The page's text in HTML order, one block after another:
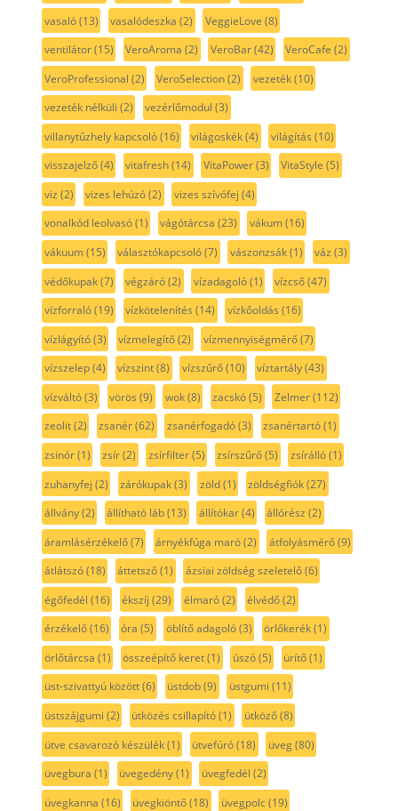
vasaló(13) vasalódeszka (2) VeggieLove (8)
ventilátor(15) VeroAroma (2) VeroBar(42) VeroCafe (2)
VeroProfessional (2) VeroSelection(2) vezeték(10)
vezeték nélküli (2) vezérlőmodul (3)
villanytűzhely kapcsoló(16) világoskék(4) világítás (10)
visszajelző(4) vitafresh(14) VitaPower(3) VitaStyle (5)
viz (2) vizes lehúzó(2) vizes szívófej (4)
vonalkód leolvasó(1) vágótárcsa (23) vákum(16)
vákuum(15) választókapcsoló(7) vászonzsák(1) váz (3)
védőkupak(7) végzáró(2) vízadagoló(1) vízcső(47)
vízforraló(19) vízkötelenítés (14) vízkőoldás (16)
vízlágyító(3) vízmelegítő(2) vízmennyiségmérő(7)
vízszelep(4) vízszint(8) vízszűrő(10) víztartály(43)
vízváltó(3) vörös (9) wok(8) zacskó(5) Zelmer(112)
zeolit(2) zsanér(62) zsanérfogadó(3) zsanértartó(1)
zsinór(1) zsír(2) zsírfilter(5) zsírszűrő(5) zsírálló(1)
zuhanyfej (2) zárókupak(3) zöld(1) zöldségfiók(27)
állvány(2) állítható láb(13) állítókar(4) állórész (2)
áramlásérzékelő(7) árnyékfúga maró(2) átfolyásmérő(9)
átlátszó(18) áttetsző(1) ázsiai zöldség szeletelő(6)
égőfedél (16) ékszíj (29) élmaró(2) élvédő(2)
érzékelő(16) óra (5) öblítő adagoló(3) örlőkerék(1)
örlőtárcsa (1) összeépítő keret(1) úszó(5) ürítő(1)
üst-szivattyú között(6) üstdob(9) üstgumi (11)
üstszájgumi (2) ütközés csillapító(1) ütköző(8)
ütve csavarozó készülék(1) ütvefúró(18) üveg(80)
üvegbura (1) üvegedény(1) üvegfedél (2)
üvegkanna (16) üvegkiöntő(18) üvegpolc(19)